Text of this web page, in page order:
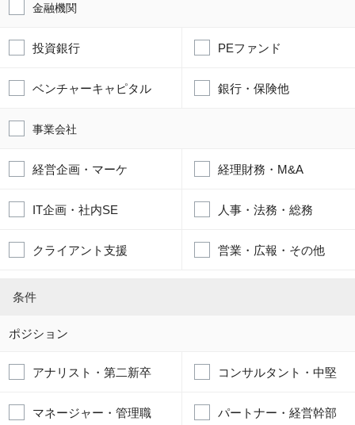
金融機関
投資銀行 PEファンド
ベンチャーキャピタル 銀行・保険他
事業会社
経営企画・マーケ 経理財務・M&A
IT企画・社内SE 人事・法務・総務
クライアント支援 営業・広報・その他
条件
ポジション
アナリスト・第二新卒 コンサルタント・中堅
マネージャー・管理職 パートナー・経営幹部